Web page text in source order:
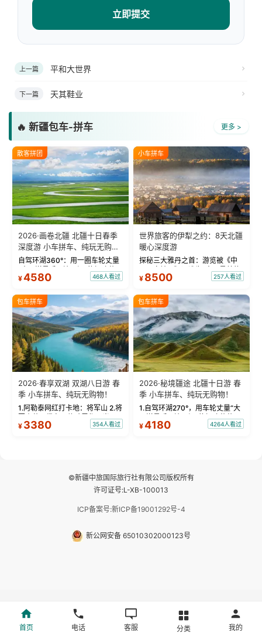
立即提交
上一篇 平和大世界
下一篇 天其鞋业
🔥 新疆包车-拼车 更多 >
散客拼团
2026·画卷北疆 北疆十日春季
深度游 小车拼车、纯玩无购
物！
自驾环湖360°：用一圈车轮丈量
“大西洋最后一滴眼泪”的极致蔚
蓝。 赛湖旅拍：甄选多款风格服
绝美瞬间。 赛湖坦克300跟车视
频：专业摄影师...
¥4580 468人看过
小车拼车
世界旅客的伊犁之约：8天北疆
暖心深度游
探秘三大雅丹之首：游览被《中
国国家地理》评选为“中国最美的
三大雅丹”第一名的克拉玛依魔鬼
瓦人最大村落——禾木村，欣赏
晨雾与小木...
¥ 8500 257人看过
包车拼车
2026·春享双湖 双湖八日游 春
季 小车拼车、纯玩无购物！
1.阿勒泰网红打卡地：将军山 2.将
军山落日缆车，体验雪都风光 3.
将军山，夕阳派对，蹦迪party 4.
¥ 3380 354人看过
包车拼车
2026·秘境疆途 北疆十日游 春
季 小车拼车、纯玩无购物！
1.自驾环湖270°，用车轮丈量“大
西洋最后一滴眼泪”的极致蔚蓝，
让雪山、花海与深邃湖水在转弯
¥4180 4264人看过
©新疆中旅国际旅行社有限公司版权所有
许可证号:L-XB-100013
ICP备案号:新ICP备19001292号-4
新公网安备 65010302000123号
首页 电话 客服 分类 我的